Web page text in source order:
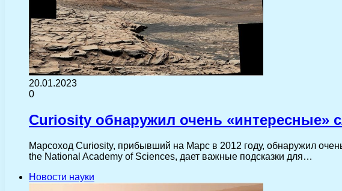
20.01.2023
0
Curiosity обнаружил очень «интересные»
Марсоход Curiosity, прибывший на Марс в 2012 году, обнаружил
the National Academy of Sciences, дает важные подсказки для…
Новости науки